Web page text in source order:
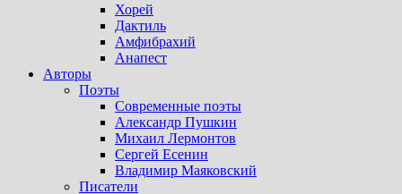
Хорей
Дактиль
Амфибрахий
Анапест
Авторы
Поэты
Современные поэты
Александр Пушкин
Михаил Лермонтов
Сергей Есенин
Владимир Маяковский
Писатели